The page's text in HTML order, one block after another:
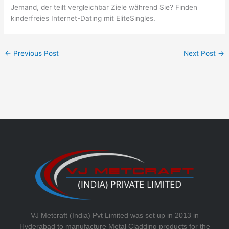
Jemand, der teilt vergleichbar Ziele während Sie? Finden
kinderfreies Internet-Dating mit EliteSingles.
← Previous Post Next Post →
VJ Metcraft (India) Pvt Limited was set up in 2013 in
Hyderabad to manufacture Metal Cladding products for the